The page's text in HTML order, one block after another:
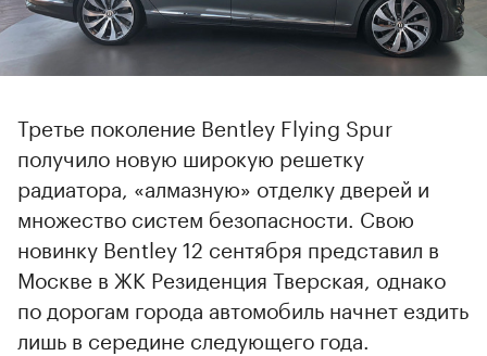
Третье поколение Bentley Flying Spur
получило новую широкую решетку
радиатора, «алмазную» отделку дверей и
множество систем безопасности. Свою
новинку Bentley 12 сентября представил в
Москве в ЖК Резиденция Тверская, однако
по дорогам города автомобиль начнет ездить
лишь в середине следующего года.